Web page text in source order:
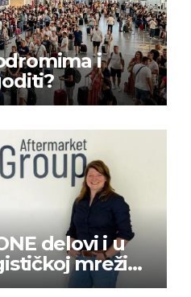
i
delovi i u
mreži
grupe